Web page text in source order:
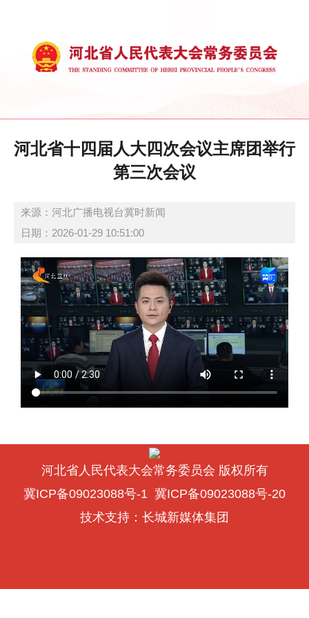
河北省十四届人大四次会议主席团举行
第三次会议
来源：河北广播电视台冀时新闻
日期：2026-01-29 10:51:00
河北省人民代表大会常务委员会 版权所有
冀ICP备09023088号-1 冀ICP备09023088号-20
技术支持： 长城新媒体集团